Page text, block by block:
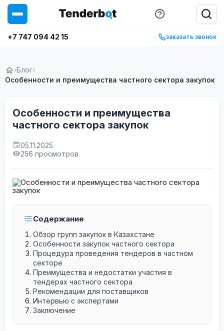
+7 747 094 42 15 заказать звонок
›Блог›
Особенности и преимущества частного сектора закупок
Особенности и преимущества
частного сектора закупок
05.11.2025
256 просмотров
Содержание
Обзор групп закупок в Казахстане
Особенности закупок частного сектора
Процедура проведения тендеров в частном
секторе
Преимущества и недостатки участия в
тендерах частного сектора
Рекомендации для поставщиков
Интервью с экспертами
Заключение